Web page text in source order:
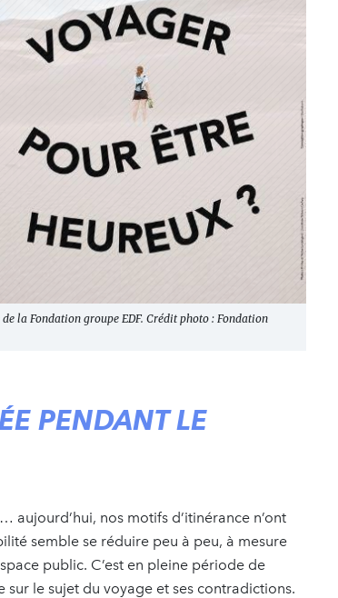
la Fondation groupe EDF. Crédit photo : Fondation
PENDANT LE
… aujourd’hui, nos motifs d’itinérance n’ont
semble se réduire peu à peu, à mesure
public. C’est en pleine période de
sur le sujet du voyage et ses contradictions.